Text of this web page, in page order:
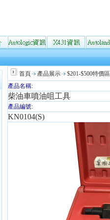
首頁 產品展示
$201-$500特價區
產品名稱:
柴油車噴油咀工具
產品編號:
KN0104(S)